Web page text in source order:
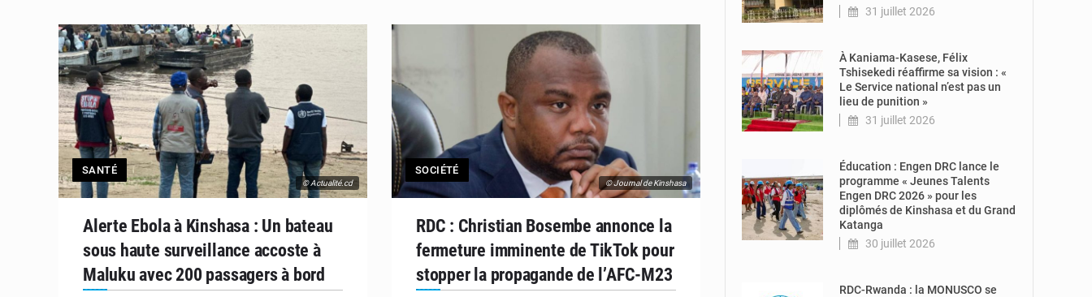
© Actualité.cd
SANTÉ
Alerte Ebola à Kinshasa : Un bateau
sous haute surveillance accoste à
Maluku avec 200 passagers à bord
© Journal de Kinshasa
SOCIÉTÉ
RDC : Christian Bosembe annonce la
fermeture imminente de TikTok pour
stopper la propagande de l’AFC-M23
31 juillet 2026
À Kaniama-Kasese, Félix
Tshisekedi réaffirme sa vision : «
Le Service national n’est pas un
lieu de punition »
31 juillet 2026
Éducation : Engen DRC lance le
programme « Jeunes Talents
Engen DRC 2026 » pour les
diplômés de Kinshasa et du Grand
Katanga
30 juillet 2026
RDC-Rwanda : la MONUSCO se